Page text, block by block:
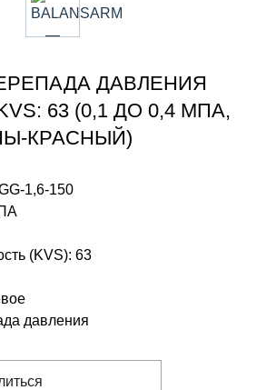
ДАВЛЕНИЯ
63 (0,1 ДО 0,4 МПА,
КРАСНЫЙ)
1,6-150
(KVS): 63
давления